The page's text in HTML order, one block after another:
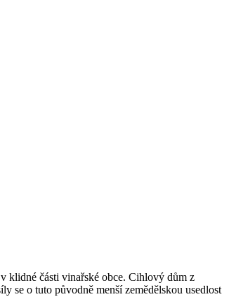
klidné části vinařské obce. Cihlový dům z
se o tuto původně menší zemědělskou usedlost